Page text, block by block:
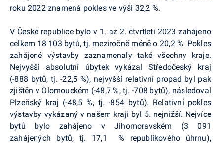
roku 2022 znamená pokles ve výši 32,2 %.
V České republice bylo v 1. až 2. čtvrtletí 2023 zahájeno
celkem 18 103 bytů, tj. meziročně méně o 20,2 %. Pokles
zahájené výstavby zaznamenaly také všechny kraje.
Nejvyšší absolutní úbytek vykázal Středočeský kraj
(-888 bytů, tj. -22,5 %), nejvyšší relativní propad byl pak
zjištěn v Olomouckém (-48,7 %, tj. -708 bytů), následoval
Plzeňský kraj (-48,5 %, tj. -854 bytů). Relativní pokles
výstavby vykázaný v našem kraji byl 5. nejnižší. Nejvíce
bytů bylo zahájeno v Jihomoravském (3 091
zahájených bytů, tj. 17,1 % republikového úhrnu),